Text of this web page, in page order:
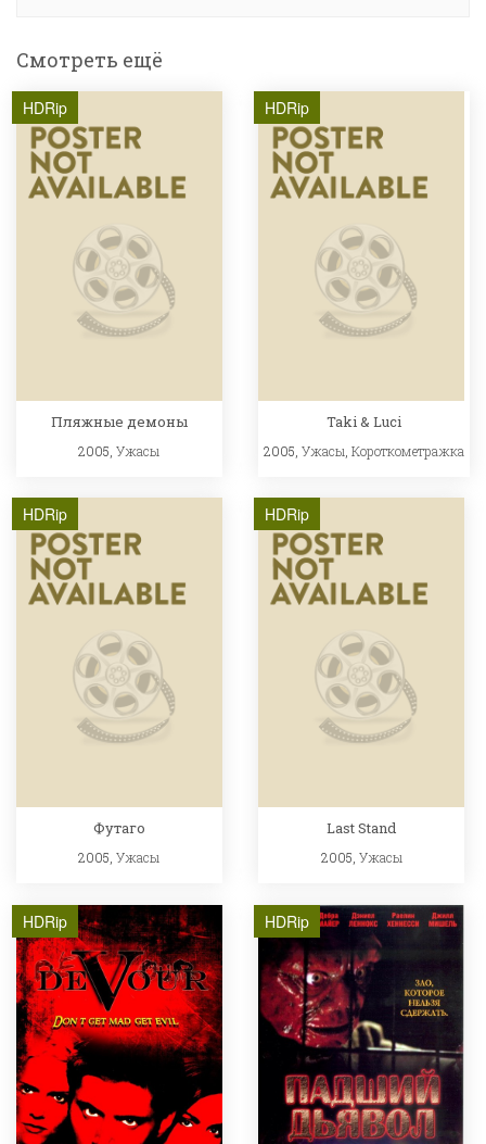
Смотреть ещё
HDRip
Пляжные демоны
2005,Ужасы
HDRip
Taki & Luci
2005,Ужасы ,Короткометражка
HDRip
Футаго
2005,Ужасы
HDRip
Last Stand
2005, Ужасы
HDRip HDRip